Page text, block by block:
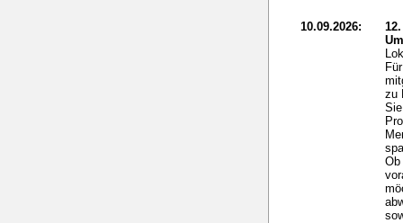
10.09.2026:
zu